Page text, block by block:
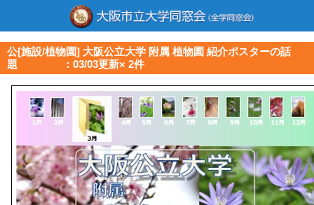
公[施設/植物園] 大阪公立大学 附属 植物園 紹介ポスターの話
題 ：03/03更新× 2件